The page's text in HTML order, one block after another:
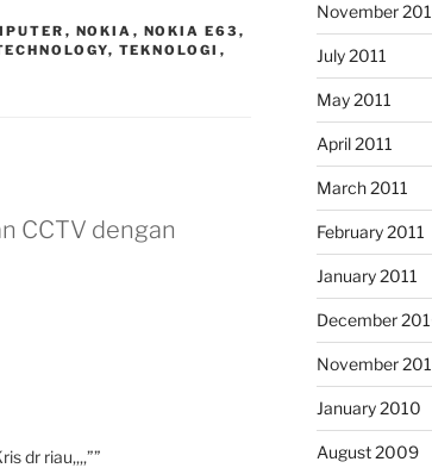
, NOKIA , NOKIA E63 ,
, TEKNOLOGI ,
CCTV dengan
dr riau,,,,””
November
July 2011
May 2011
April 2011
March 2011
February 2011
January 2011
December
November
January 2010
August 2009